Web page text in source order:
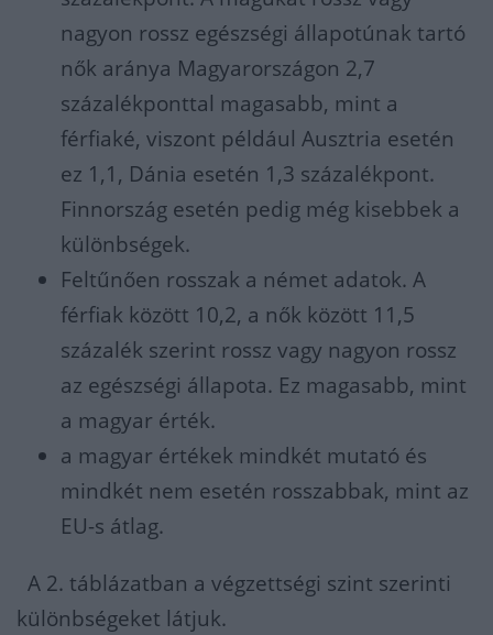
nagyon rossz egészségi állapotúnak tartó
nők aránya Magyarországon 2,7
százalékponttal magasabb, mint a
férfiaké, viszont például Ausztria esetén
ez 1,1, Dánia esetén 1,3 százalékpont.
Finnország esetén pedig még kisebbek a
különbségek.
Feltűnően rosszak a német adatok. A
férfiak között 10,2, a nők között 11,5
százalék szerint rossz vagy nagyon rossz
az egészségi állapota. Ez magasabb, mint
a magyar érték.
a magyar értékek mindkét mutató és
mindkét nem esetén rosszabbak, mint az
EU-s átlag.
A 2. táblázatban a végzettségi szint szerinti
különbségeket látjuk.